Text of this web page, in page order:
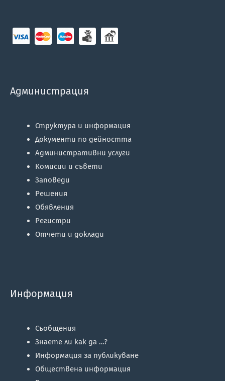
Администрация
Структура и информация
Документи по дейността
Административни услуги
Комисии и съвети
Заповеди
Решения
Обявления
Регистри
Отчети и доклади
Информация
Съобщения
Знаете ли как да …?
Информация за публикуване
Обществена информация